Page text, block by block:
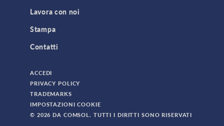
Lavora con noi
Stampa
Contatti
ACCEDI
PRIVACY POLICY
TRADEMARKS
IMPOSTAZIONI COOKIE
© 2026 DA COMSOL. TUTTI I DIRITTI SONO RISERVATI